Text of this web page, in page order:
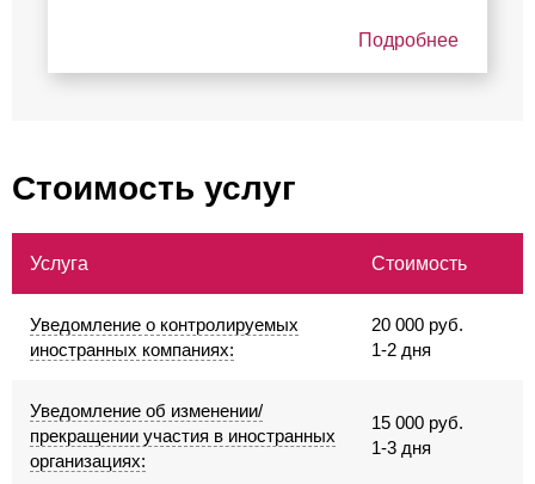
Подробнее
Стоимость услуг
Услуга Стоимость
Уведомление о контролируемых
иностранных компаниях:
20 000 руб.
1-2 дня
Уведомление об изменении/
прекращении участия в иностранных
организациях:
15 000 руб.
1-3 дня